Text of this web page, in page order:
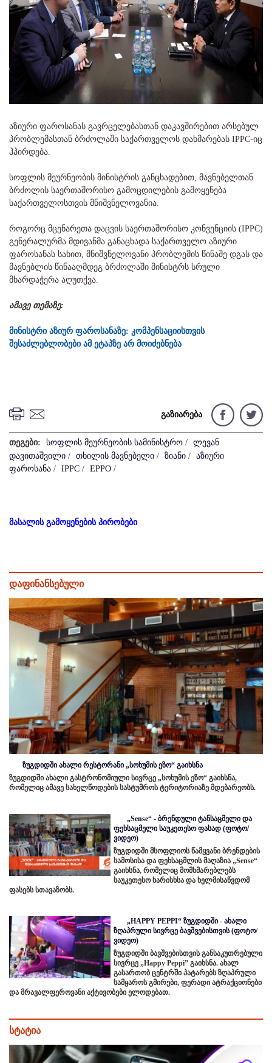
აზიური ფაროსანას გავრცელებასთან დაკავშირებით არსებულ
პრობლემასთან ბრძოლაში საქართველოს დახმარებას IPPC-იც
ჰპირდება.
სოფლის მეურნეობის მინისტრის განცხადებით, მავნებელთან
ბრძოლის საერთაშორისო გამოცდილების გამოყენება
საქართველოსთვის მნიშვნელოვანია.
როგორც მცენარეთა დაცვის საერთაშორისო კონვენციის (IPPC)
გენერალურმა მდივანმა განაცხადა საქართველო აზიური
ფაროსანას სახით, მნიშვნელოვანი პრობლემის წინაშე დგას და
მავნებლის წინააღმდეგ ბრძოლაში მინისტრს სრული
მხარდაჭერა აღუთქვა.
ამავე თემაზე:
მინისტრი აზიურ ფაროსანაზე: კომპენსაციისთვის
შესაძლებლობები ამ ეტაპზე არ მოიძებნება
გაზიარება
თეგები: სოფლის მეურნეობის სამინისტრო / ლევან
დავითაშვილი / თხილის მავნებელი / ზიანი / აზიური
ფაროსანა / IPPC / EPPO /
მასალის გამოყენების პირობები
დაფინანსებული
ზუგდიდში ახალი რესტორანი „სოხუმის ეზო“ გაიხსნა
ზუგდიდში ახალი გასტრონომიული სივრცე „სოხუმის ეზო“ გაიხსნა,
რომელიც ამავე სახელწოდების სასტუმროს ტერიტორიაზე მდებარეობს.
„Sense“ - ბრენდული ტანსაცმელი და
ფეხსაცმელი საუკეთესო ფასად (ფოტო/
ვიდეო)
ზუგდიდში მსოფლიოს წამყვანი ბრენდების
სამოსისა და ფეხსაცმლის მაღაზია „Sense“
გაიხსნა, რომელიც მომხმარებლებს
საუკეთესო ხარისხსა და ხელმისაწვდომ
ფასებს სთავაზობს.
„HAPPY PEPPI“ ზუგდიდში - ახალი
ზღაპრული სივრცე ბავშვებისთვის (ფოტო/
ვიდეო)
ზუგდიდში ბავშვებისთვის განსაკუთრებული
სივრცე „Happy Peppi” გაიხსნა. ახალ
გასართობ ცენტრში პატარებს ზღაპრული
სამყაროს გმირები, ფერადი ატრაქციონები
და მრავალფეროვანი აქტივობები ელოდებათ.
სტატია